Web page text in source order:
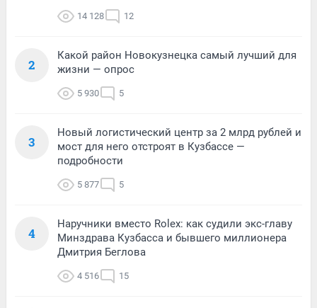
14 128 12
2
Какой район Новокузнецка самый лучший для
жизни — опрос
5 930 5
3
Новый логистический центр за 2 млрд рублей и
мост для него отстроят в Кузбассе —
подробности
5 877 5
4
Наручники вместо Rolex: как судили экс-главу
Минздрава Кузбасса и бывшего миллионера
Дмитрия Беглова
4 516 15